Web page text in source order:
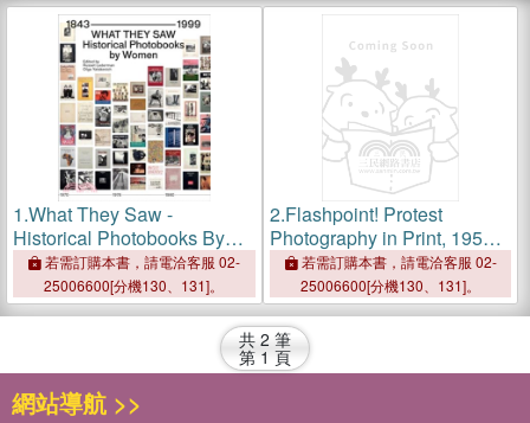
1.What They Saw -
Historical Photobooks By
Women 1843-1999
若需訂購本書，請電洽客服 02-
25006600[分機130、131]。
2.Flashpoint! Protest
Photography in Print, 1950-
Present
若需訂購本書，請電洽客服 02-
25006600[分機130、131]。
共 2 筆
第 1 頁
網站導航 >>